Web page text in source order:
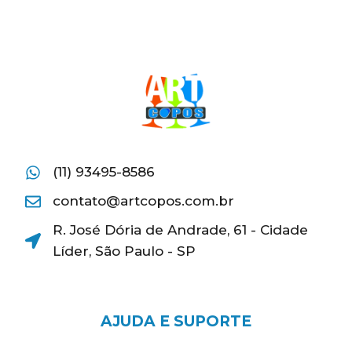
(11) 93495-8586
contato@artcopos.com.br
R. José Dória de Andrade, 61 - Cidade
Líder, São Paulo - SP
AJUDA E SUPORTE